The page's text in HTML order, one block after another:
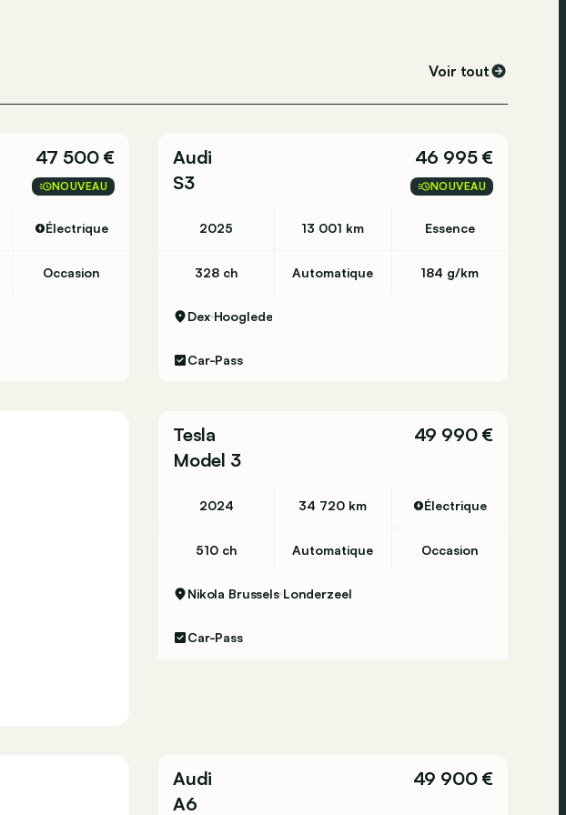
Voir tout
47 500 €
NOUVEAU
Électrique
Occasion
Audi
S3
46 995 €
NOUVEAU
2025 13 001 km Essence
328 ch Automatique 184 g/km
Dex Hooglede
Car-Pass
Tesla
Model 3
49 990 €
2024 34 720 km Électrique
510 ch Automatique Occasion
Nikola Brussels Londerzeel
Car-Pass
Audi
A6
49 900 €